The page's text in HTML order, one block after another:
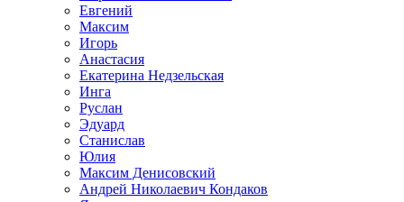
Евгений
Максим
Игорь
Анастасия
Екатерина Недзельская
Инга
Руслан
Эдуард
Станислав
Юлия
Максим Денисовский
Андрей Николаевич Кондаков